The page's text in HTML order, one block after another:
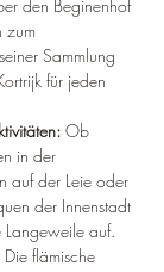
den Beginenhof
zum
Sammlung
für jeden
Ob
in der
auf der Leie oder
der Innenstadt
Langeweile auf.
Die flämische